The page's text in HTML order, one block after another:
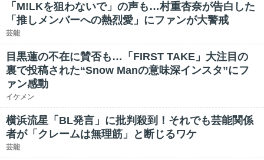
「M!LKを狙わないで」の声も…村重杏奈が告白した
「推しメンバーへの熱烈愛」にファンが大警戒
芸能
目黒蓮の不在に賛否も…「FIRST TAKE」大注目の
裏で投稿された“Snow Manの意味深インスタ”にフ
ァン感動
イケメン
横浜流星「BL発言」に批判殺到！それでも芸能関係
者が「クレームは無理筋」と断じるワケ
芸能